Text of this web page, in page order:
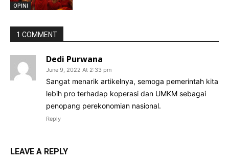
OPINI
1 COMMENT
Dedi Purwana
June 9, 2022 At 2:33 pm
Sangat menarik artikelnya, semoga pemerintah kita
lebih pro terhadap koperasi dan UMKM sebagai
penopang perekonomian nasional.
Reply
LEAVE A REPLY